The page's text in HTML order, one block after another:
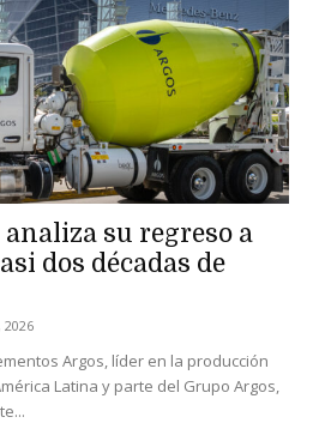
su regreso a
dos décadas de
Argos, líder en la producción
Latina y parte del Grupo Argos,